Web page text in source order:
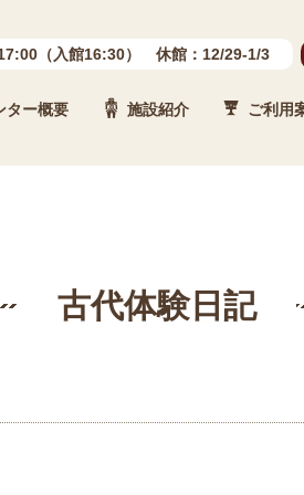
化財センター
（入館16:30） 休館：12/29-1/3
ター概要 施設紹介 ご利用
古代体験日記